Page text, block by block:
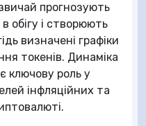
прогнозують
в обігу і створюють
визначені графіки
токенів. Динаміка
ключову роль у
інфляційних та